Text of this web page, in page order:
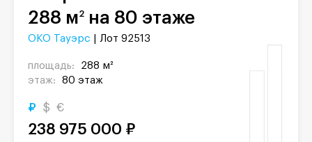
288 м2 на 80 этаже
ОКО Тауэрс | Лот 92513
площадь:
288 м²
этаж:
80 этаж
₽ $ €
238 975 000 ₽